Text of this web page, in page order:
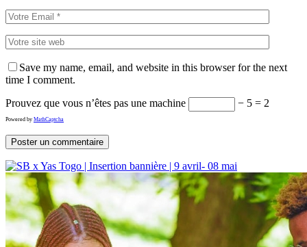
Save my name, email, and website in this browser for the next
time I comment.
Prouvez que vous n’êtes pas une machine − 5 = 2
Powered by MathCaptcha